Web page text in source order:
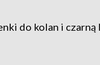
do kolan i czarną